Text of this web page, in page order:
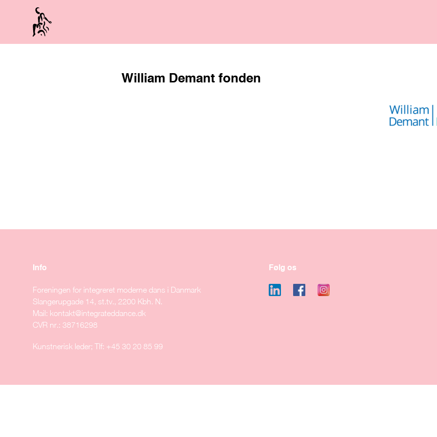
William Demant fonden
Info
Foreningen for integreret moderne dans i Danmark
Slangerupgade 14, st.tv., 2200 Kbh. N.
Mail: kontakt@integrateddance.dk
CVR nr.: 38716298
Følg os
Kunstnerisk leder; Tlf: +45 30 20 85 99